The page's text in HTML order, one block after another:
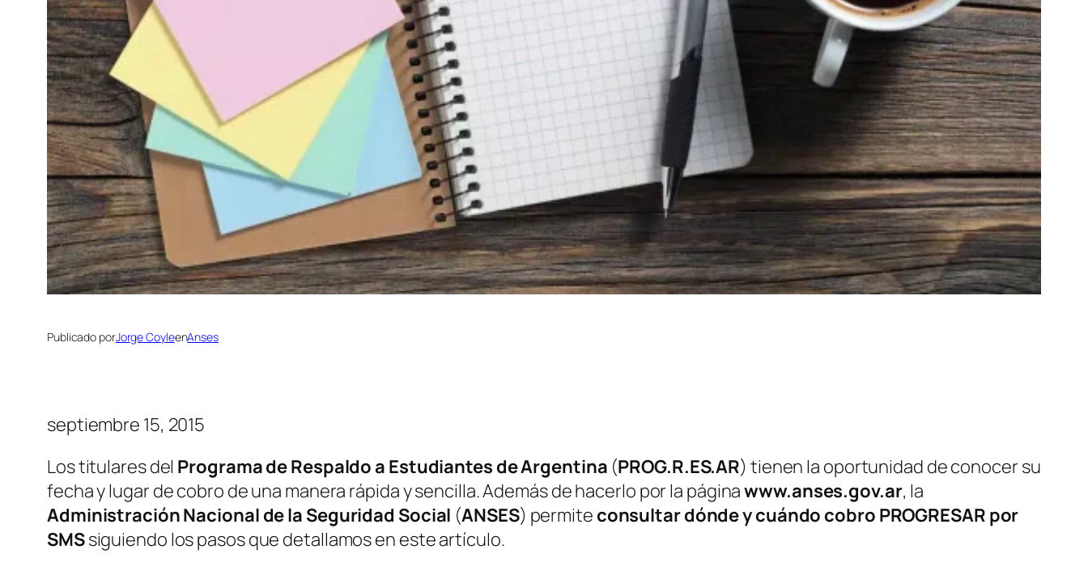
Publicado porJorge CoyleenAnses
septiembre 15, 2015
Los titulares del Programa de Respaldo a Estudiantes de Argentina (PROG.R.ES.AR) tienen la oportunidad de conocer su
fecha y lugar de cobro de una manera rápida y sencilla. Además de hacerlo por la páginawww.anses.gov.ar, la
Administración Nacional de la Seguridad Social (ANSES) permite consultar dónde y cuándo cobro PROGRESAR por
SMSsiguiendo los pasos que detallamos en este artículo.